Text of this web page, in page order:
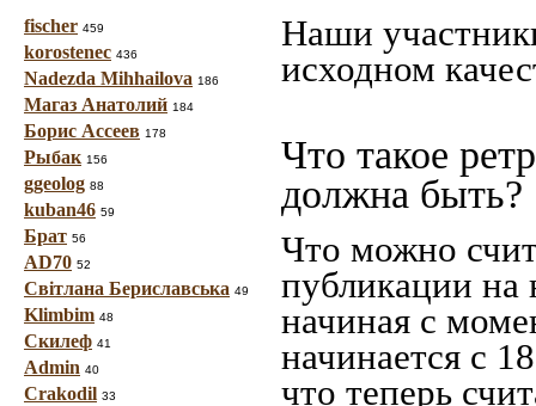
fischer 459
korostenec 436
Nadezda Mihhailova 186
Магаз Анатолий 184
Борис Ассеев 178
Рыбак 156
ggeolog 88
kuban46 59
Брат 56
AD70 52
Світлана Бериславська 49
Klimbim 48
Скилеф 41
Admin 40
Crakodil 33
Наши
исходном
Что такое
должна быть?
Что можно
публикации
начиная c
начинается с
что теперь